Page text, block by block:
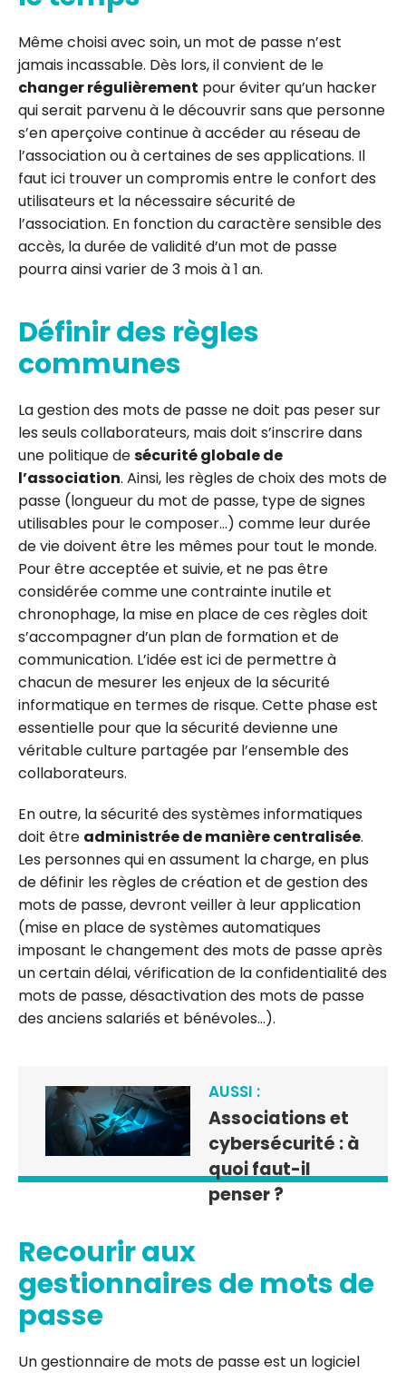
Même choisi avec soin, un mot de passe n’est
jamais incassable. Dès lors, il convient de le
changer régulièrement pour éviter qu’un hacker
qui serait parvenu à le découvrir sans que personne
s’en aperçoive continue à accéder au réseau de
l’association ou à certaines de ses applications. Il
faut ici trouver un compromis entre le confort des
utilisateurs et la nécessaire sécurité de
l’association. En fonction du caractère sensible des
accès, la durée de validité d’un mot de passe
pourra ainsi varier de 3 mois à 1 an.
Définir des règles
communes
La gestion des mots de passe ne doit pas peser sur
les seuls collaborateurs, mais doit s’inscrire dans
une politique desécurité globale de
l’association. Ainsi, les règles de choix des mots de
passe (longueur du mot de passe, type de signes
utilisables pour le composer…) comme leur durée
de vie doivent être les mêmes pour tout le monde.
Pour être acceptée et suivie, et ne pas être
considérée comme une contrainte inutile et
chronophage, la mise en place de ces règles doit
s’accompagner d’un plan de formation et de
communication. L’idée est ici de permettre à
chacun de mesurer les enjeux de la sécurité
informatique en termes de risque. Cette phase est
essentielle pour que la sécurité devienne une
véritable culture partagée par l’ensemble des
collaborateurs.
En outre, la sécurité des systèmes informatiques
doit être administrée de manière centralisée.
Les personnes qui en assument la charge, en plus
de définir les règles de création et de gestion des
mots de passe, devront veiller à leur application
(mise en place de systèmes automatiques
imposant le changement des mots de passe après
un certain délai, vérification de la confidentialité des
mots de passe, désactivation des mots de passe
des anciens salariés et bénévoles…).
AUSSI :
Associations et
cybersécurité : à
quoi faut-il
penser ?
Recourir aux
gestionnaires de mots de
passe
Un gestionnaire de mots de passe est un logiciel